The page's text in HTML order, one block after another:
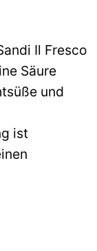
Il Fresco
Säure
und
ist